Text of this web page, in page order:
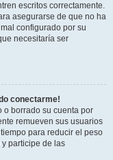
escritos correctamente.
asegurarse de que no ha
configurado por su
necesitaría ser
conectarme!
o borrado su cuenta por
remueven sus usuarios
para reducir el peso
participe de las